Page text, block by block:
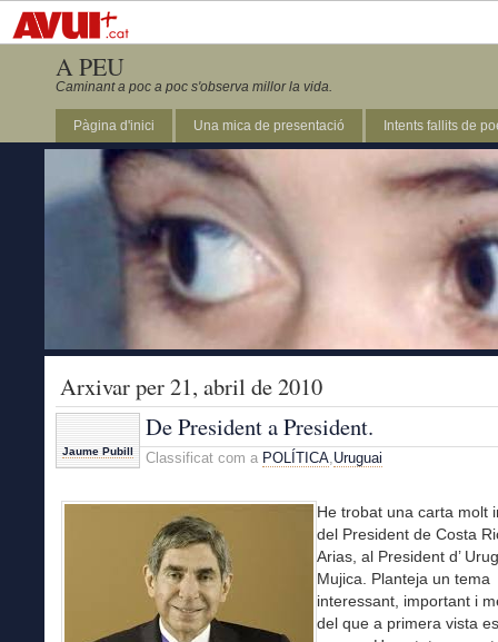
A PEU
Caminant a poc a poc s'observa millor la vida.
Pàgina d'inici Una mica de presentació Intents fallits de
Arxivar per 21, abril de 2010
Jaume Pubill
De President a President.
Classificat com a POLÍTICA,Uruguai
He trobat una carta molt
del President de Costa
Arias, al President d’
Mujica. Planteja un tema
interessant, important i
del que a primera vista